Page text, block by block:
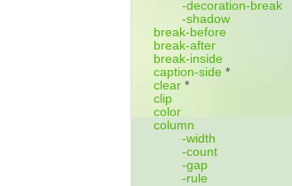
-decoration-break
-shadow
break-before
break-after
break-inside
caption-side *
clear *
clip
color
column
-width
-count
-gap
-rule